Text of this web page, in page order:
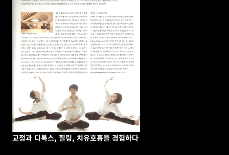
교정과 디톡스, 힐링, 치유호흡을 경험하다